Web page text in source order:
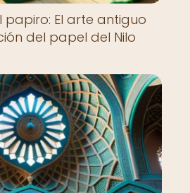
papiro: El arte antiguo
del papel del Nilo